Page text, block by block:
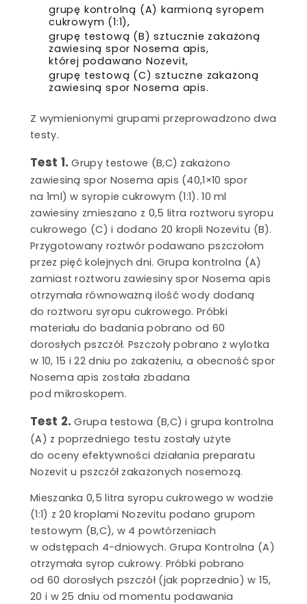
grupę kontrolną (A) karmioną syropem
cukrowym (1:1),
grupę testową (B) sztucznie zakażoną
zawiesiną spor Nosema apis,
której podawano Nozevit,
grupę testową (C) sztuczne zakażoną
zawiesiną spor Nosema apis.
Z wymienionymi grupami przeprowadzono dwa
testy.
Test 1. Grupy testowe (B,C) zakażono
zawiesiną spor Nosema apis (40,1×10 spor
na 1ml) w syropie cukrowym (1:1). 10 ml
zawiesiny zmieszano z 0,5 litra roztworu syropu
cukrowego (C) i dodano 20 kropli Nozevitu (B).
Przygotowany roztwór podawano pszczołom
przez pięć kolejnych dni. Grupa kontrolna (A)
zamiast roztworu zawiesiny spor Nosema apis
otrzymała równoważną ilość wody dodaną
do roztworu syropu cukrowego. Próbki
materiału do badania pobrano od 60
dorosłych pszczół. Pszczoły pobrano z wylotka
w 10, 15 i 22 dniu po zakażeniu, a obecność spor
Nosema apis została zbadana
pod mikroskopem.
Test 2.Grupa testowa (B,C) i grupa kontrolna
(A) z poprzedniego testu zostały użyte
do oceny efektywności działania preparatu
Nozevit u pszczół zakażonych nosemozą.
Mieszanka 0,5 litra syropu cukrowego w wodzie
(1:1) z 20 kroplami Nozevitu podano grupom
testowym (B,C), w 4 powtórzeniach
w odstępach 4-dniowych. Grupa Kontrolna (A)
otrzymała syrop cukrowy. Próbki pobrano
od 60 dorosłych pszczół (jak poprzednio) w 15,
20 i w 25 dniu od momentu podawania